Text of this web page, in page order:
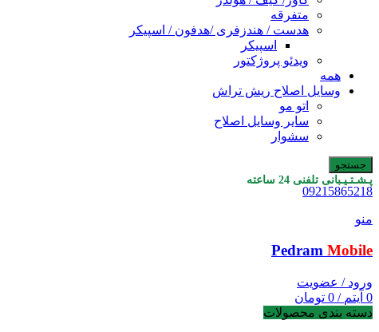
متفرقه
هدست / هندزفری /هدفون / اسپیکر
اسپیکر
ویدئو پروژکتور
همه
وسایل اصلاح ریش تراش
اتو مو
سایر وسایل اصلاح
سشوار
جستجو
پـشـتـیـبانی تلفنی 24 ساعته
09215865218
منو
Pedram Mobile
ورود / عضویت
0 آیتم /
0 تومان
دسته بندی محصولات